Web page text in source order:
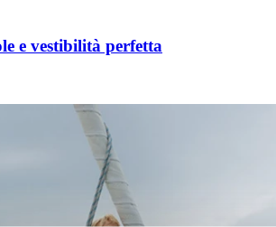
e vestibilità perfetta